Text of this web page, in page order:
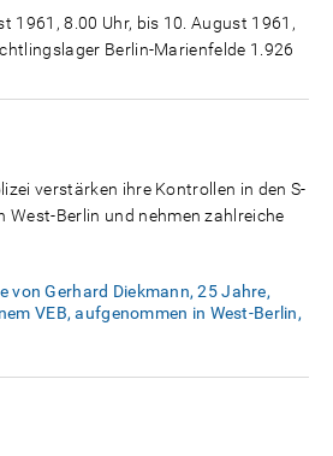
1961, 8.00 Uhr, bis 10. August 1961,
Berlin-Marienfelde 1.926
verstärken ihre Kontrollen in den S-
West-Berlin und nehmen zahlreiche
von Gerhard Diekmann, 25 Jahre,
VEB, aufgenommen in West-Berlin,